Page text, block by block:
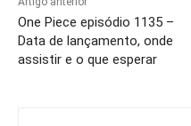
One Piece episódio 1135 –
Data de lançamento, onde
assistir e o que esperar